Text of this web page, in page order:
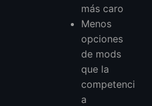
más caro
Menos
opciones
de mods
que la
competenci
a